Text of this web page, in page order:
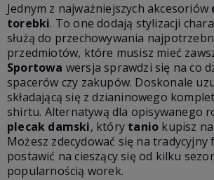
Jednym z najważniejszych akcesoriów
torebki. To one dodają stylizacji
służą do przechowywania
przedmiotów, które musisz mieć
Sportowa wersja sprawdzi się na co
spacerów czy zakupów. Doskonale
składającą się z dzianinowego
shirtu. Alternatywą dla opisywanego
plecak damski, który tanio kupisz
Możesz zdecydować się na tradycyjny
postawić na cieszący się od kilku
popularnością worek.